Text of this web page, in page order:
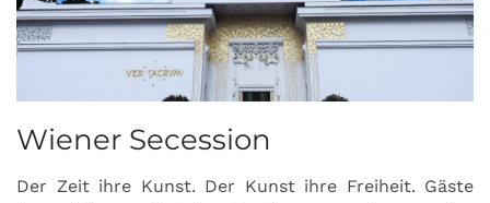
Wiener Secession
Der Zeit ihre Kunst. Der Kunst ihre Freiheit. Gäste